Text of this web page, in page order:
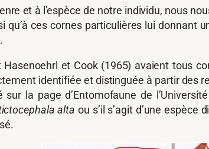
et à l’espèce de notre individu, nous
ces cornes particulières lui donnant
et Cook (1965) avaient tous
identifiée et distinguée à partir des
la page d’Entomofaune de
alta ou s’il s’agit d’une